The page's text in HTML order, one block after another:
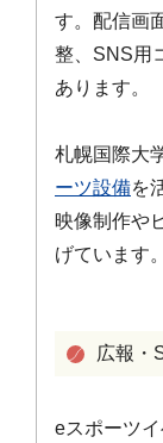
す。配信画
整、SNS用
あります。
札幌国際大
ーツ設備を
映像制作や
げています。
広報・
eスポーツ